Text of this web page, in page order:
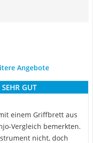
Angebote
SEHR GUT
einem Griffbrett aus
Vergleich bemerkten.
nicht, doch